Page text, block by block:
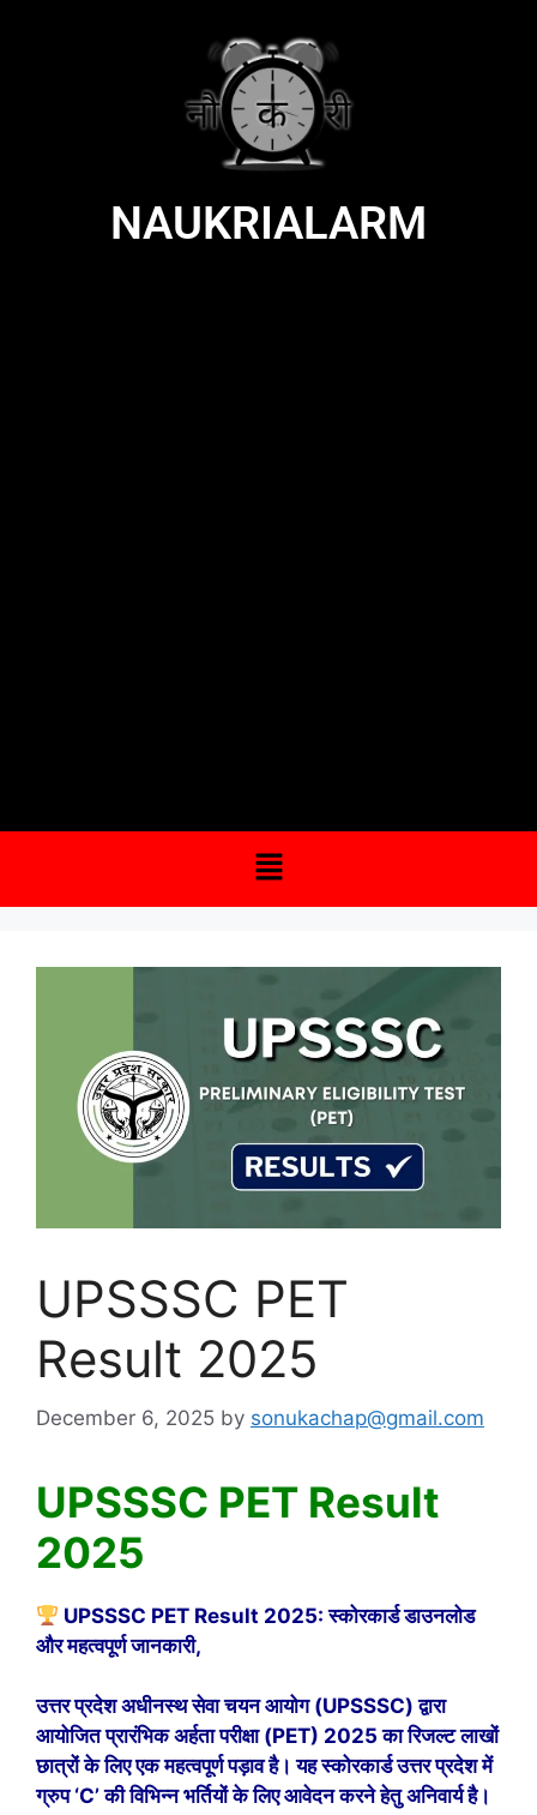
NAUKRIALARM
UPSSSC PET
Result 2025
December 6, 2025 by sonukachap@gmail.com
UPSSSC PET Result
2025
UPSSSC PET Result 2025: स्कोरकार्ड डाउनलोड
और महत्वपूर्ण जानकारी,
उत्तर प्रदेश अधीनस्थ सेवा चयन आयोग (UPSSSC) द्वारा
आयोजित प्रारंभिक अर्हता परीक्षा (PET) 2025 का रिजल्ट लाखों
छात्रों के लिए एक महत्वपूर्ण पड़ाव है। यह स्कोरकार्ड उत्तर प्रदेश में
ग्रुप ‘C’ की विभिन्न भर्तियों के लिए आवेदन करने हेतु अनिवार्य है।